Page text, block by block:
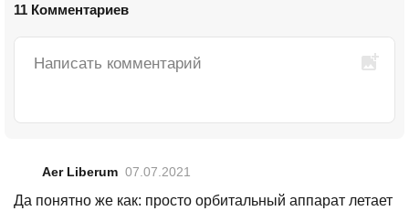
11 Комментариев
Aer Liberum 07.07.2021
Да понятно же как: просто орбитальный аппарат летает